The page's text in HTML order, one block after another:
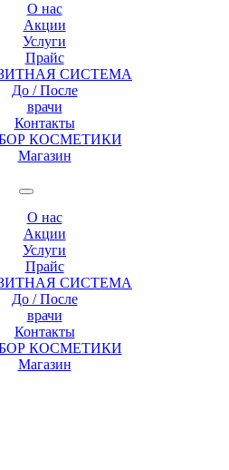
О нас
Акции
Услуги
Прайс
СИСТЕМА
До / После
врачи
Контакты
КОСМЕТИКИ
Магазин
О нас
Акции
Услуги
Прайс
СИСТЕМА
До / После
врачи
Контакты
КОСМЕТИКИ
Магазин